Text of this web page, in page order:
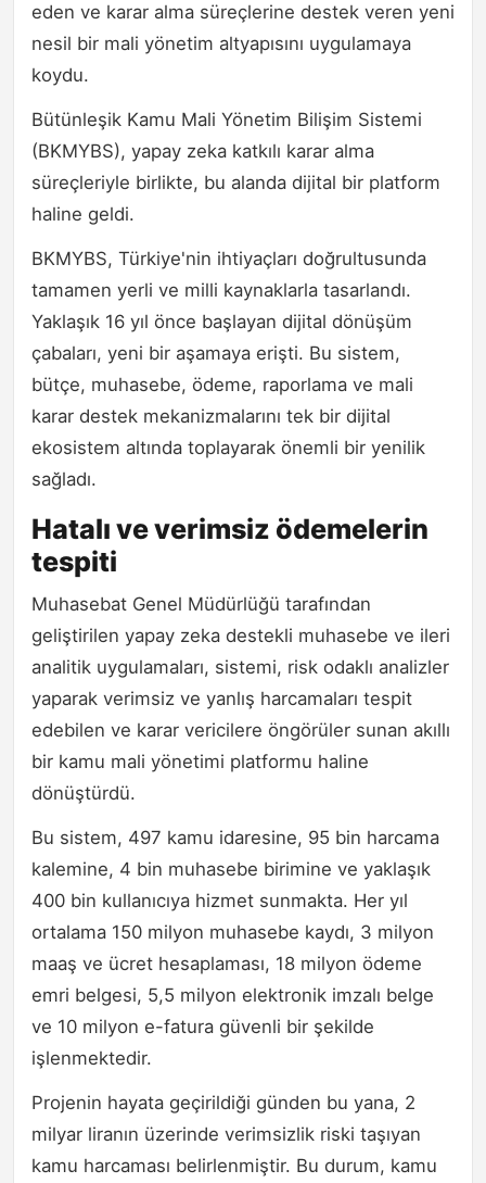
eden ve karar alma süreçlerine destek veren yeni
nesil bir mali yönetim altyapısını uygulamaya
koydu.
Bütünleşik Kamu Mali Yönetim Bilişim Sistemi
(BKMYBS), yapay zeka katkılı karar alma
süreçleriyle birlikte, bu alanda dijital bir platform
haline geldi.
BKMYBS, Türkiye'nin ihtiyaçları doğrultusunda
tamamen yerli ve milli kaynaklarla tasarlandı.
Yaklaşık 16 yıl önce başlayan dijital dönüşüm
çabaları, yeni bir aşamaya erişti. Bu sistem,
bütçe, muhasebe, ödeme, raporlama ve mali
karar destek mekanizmalarını tek bir dijital
ekosistem altında toplayarak önemli bir yenilik
sağladı.
Hatalı ve verimsiz ödemelerin
tespiti
Muhasebat Genel Müdürlüğü tarafından
geliştirilen yapay zeka destekli muhasebe ve ileri
analitik uygulamaları, sistemi, risk odaklı analizler
yaparak verimsiz ve yanlış harcamaları tespit
edebilen ve karar vericilere öngörüler sunan akıllı
bir kamu mali yönetimi platformu haline
dönüştürdü.
Bu sistem, 497 kamu idaresine, 95 bin harcama
kalemine, 4 bin muhasebe birimine ve yaklaşık
400 bin kullanıcıya hizmet sunmakta. Her yıl
ortalama 150 milyon muhasebe kaydı, 3 milyon
maaş ve ücret hesaplaması, 18 milyon ödeme
emri belgesi, 5,5 milyon elektronik imzalı belge
ve 10 milyon e-fatura güvenli bir şekilde
işlenmektedir.
Projenin hayata geçirildiği günden bu yana, 2
milyar liranın üzerinde verimsizlik riski taşıyan
kamu harcaması belirlenmiştir. Bu durum, kamu